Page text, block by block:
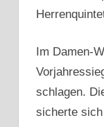
Im Damen-
schlagen.
sicherte